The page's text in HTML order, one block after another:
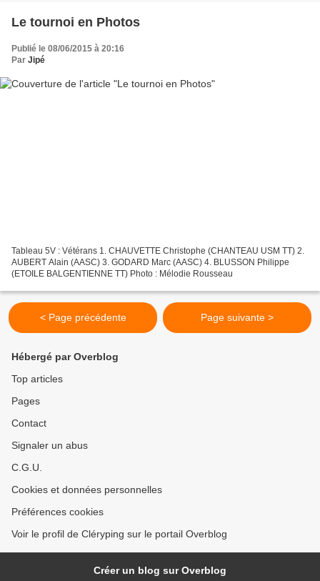
Le tournoi en Photos
Publié le 08/06/2015 à 20:16
Par Jipé
Tableau 5V : Vétérans 1. CHAUVETTE Christophe (CHANTEAU USM TT) 2.
AUBERT Alain (AASC) 3. GODARD Marc (AASC) 4. BLUSSON Philippe
(ETOILE BALGENTIENNE TT) Photo : Mélodie Rousseau
< Page précédente Page suivante >
Hébergé par Overblog
Top articles
Pages
Contact
Signaler un abus
C.G.U.
Cookies et données personnelles
Préférences cookies
Voir le profil de Cléryping sur le portail Overblog
Créer un blog sur Overblog